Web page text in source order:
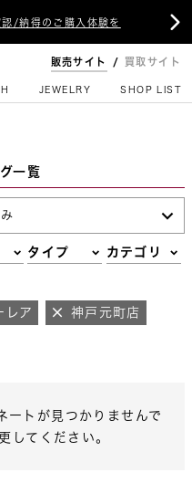
認/納得のご購入体験を 
販売サイト 買取サイト
JEWELRY SHOP LIST
一覧
タイプ カテゴリ
レア 神戸元町店
ートが見つかりませんで
してください。